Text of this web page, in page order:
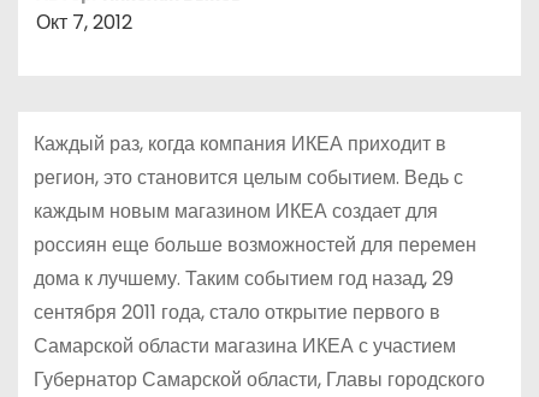
Окт 7, 2012
Каждый раз, когда компания ИКЕА приходит в
регион, это становится целым событием. Ведь с
каждым новым магазином ИКЕА создает для
россиян еще больше возможностей для перемен
дома к лучшему. Таким событием год назад, 29
сентября 2011 года, стало открытие первого в
Самарской области магазина ИКЕА с участием
Губернатор Самарской области, Главы городского